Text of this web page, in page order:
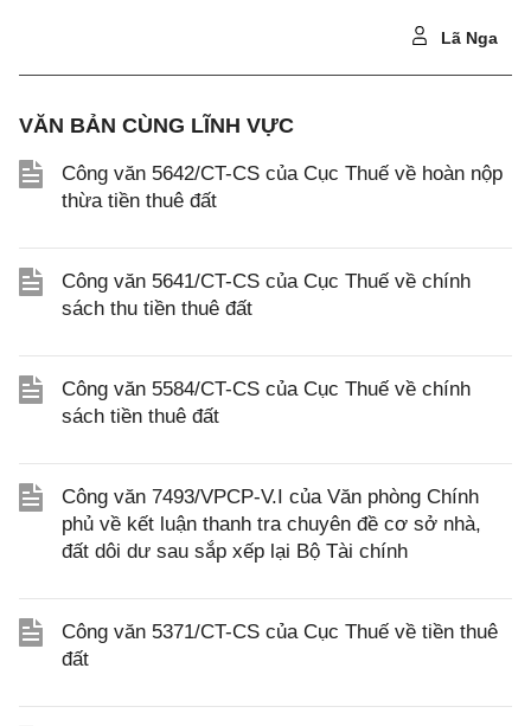
Lã Nga
VĂN BẢN CÙNG LĨNH VỰC
Công văn 5642/CT-CS của Cục Thuế về hoàn nộp
thừa tiền thuê đất
Công văn 5641/CT-CS của Cục Thuế về chính
sách thu tiền thuê đất
Công văn 5584/CT-CS của Cục Thuế về chính
sách tiền thuê đất
Công văn 7493/VPCP-V.I của Văn phòng Chính
phủ về kết luận thanh tra chuyên đề cơ sở nhà,
đất dôi dư sau sắp xếp lại Bộ Tài chính
Công văn 5371/CT-CS của Cục Thuế về tiền thuê
đất